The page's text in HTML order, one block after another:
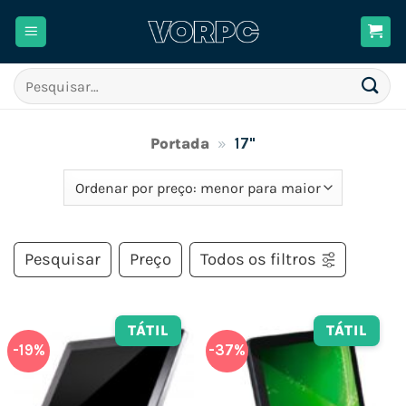
Pesquisar
por:
Portada » 17"
Pesquisar Preço Todos os filtros
-19%
TÁTIL
-37%
TÁTIL